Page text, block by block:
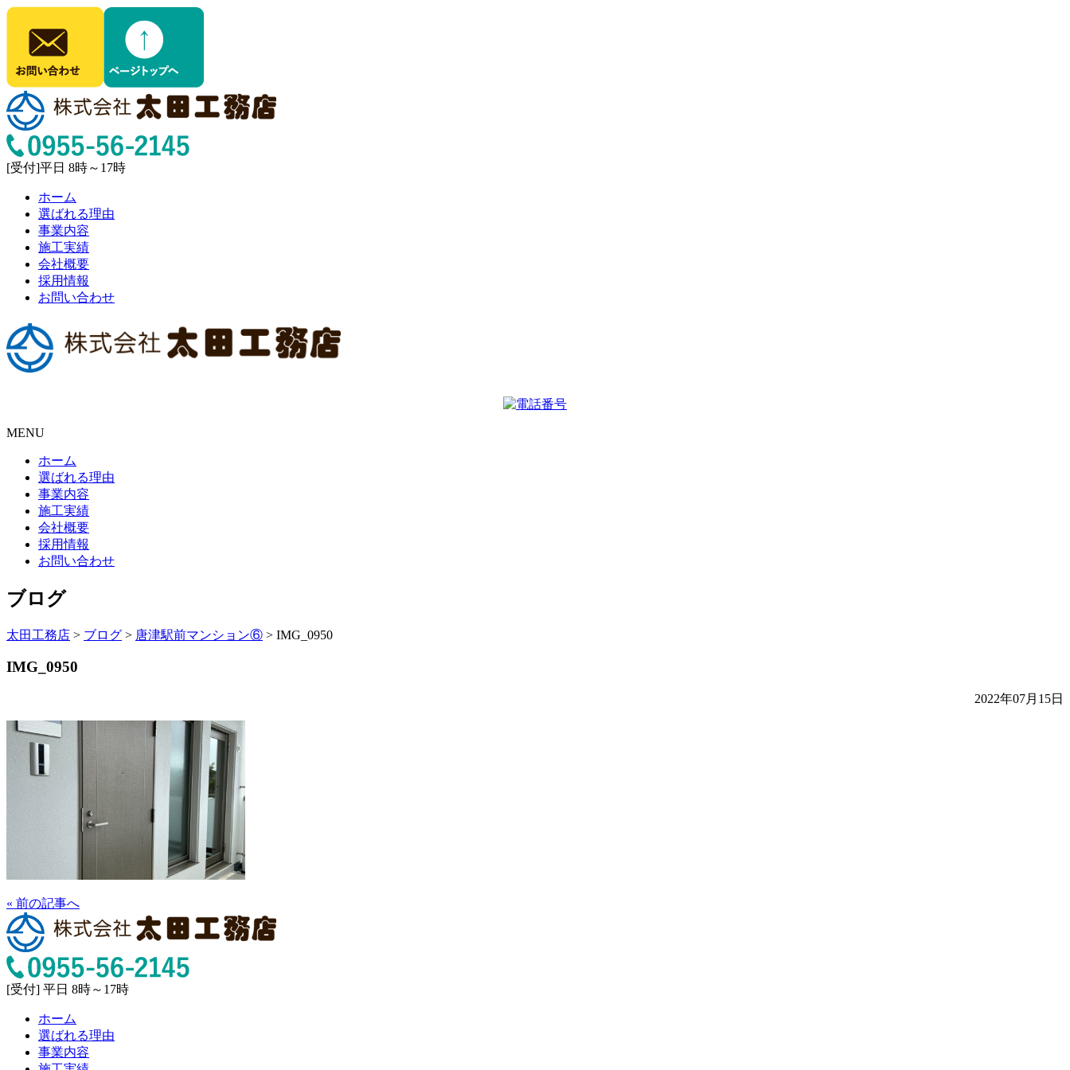
[受付]平日 8時～17時
ホーム
選ばれる理由
事業内容
施工実績
会社概要
採用情報
お問い合わせ
MENU
ホーム
選ばれる理由
事業内容
施工実績
会社概要
採用情報
お問い合わせ
ブログ
太田工務店 > ブログ > 唐津駅前マンション⑥ > IMG_0950
IMG_0950
2022年07月15日
« 前の記事へ
[受付] 平日 8時～17時
ホーム
選ばれる理由
事業内容